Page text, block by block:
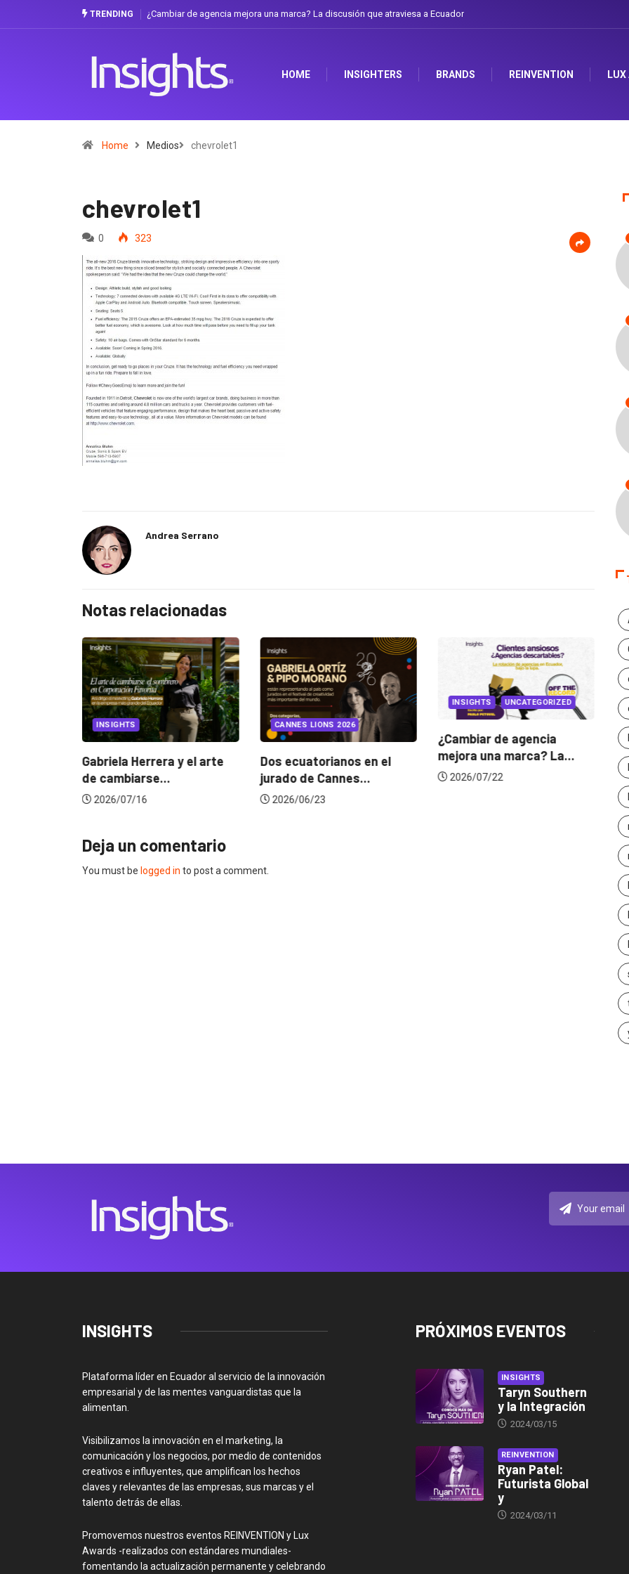
TRENDING ¿Cambiar de agencia mejora una marca? La discusión que atraviesa a Ecuador
HOME INSIGHTERS BRANDS REINVENTION LUX
Home Medios chevrolet1
chevrolet1
0 323
Andrea Serrano
Notas relacionadas
INSIGHTS
Gabriela Herrera y el arte
de cambiarse...
2026/07/16
CANNES LIONS 2026
Dos ecuatorianos en el
jurado de Cannes...
2026/06/23
INSIGHTS UNCATEGORIZED
¿Cambiar de agencia
mejora una marca? La...
2026/07/22
Deja un comentario
You must be logged in to post a comment.
INSIGHTS
Plataforma líder en Ecuador al servicio de la innovación
empresarial y de las mentes vanguardistas que la
alimentan.
Visibilizamos la innovación en el marketing, la
comunicación y los negocios, por medio de contenidos
creativos e influyentes, que amplifican los hechos
claves y relevantes de las empresas, sus marcas y el
talento detrás de ellas.
Promovemos nuestros eventos REINVENTION y Lux
Awards -realizados con estándares mundiales-
fomentando la actualización permanente y celebrando
PRÓXIMOS EVENTOS
INSIGHTS
Taryn Southern
y la Integración
2024/03/15
REINVENTION
Ryan Patel:
Futurista Global
y
2024/03/11